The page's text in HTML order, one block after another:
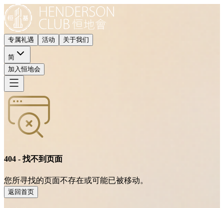
专属礼遇 活动 关于我们
简
加入恒地会
404 - 找不到页面
您所寻找的页面不存在或可能已被移动。
返回首页